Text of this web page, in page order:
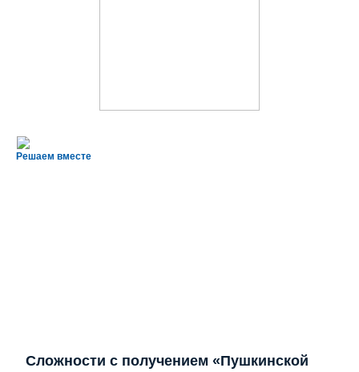
Решаем вместе
Сложности с получением «Пушкинской